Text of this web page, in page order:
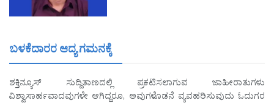
ಬಳಕೆದಾರರ ಆದ್ಯ ಗಮನಕ್ಕೆ
ಶಕ್ತಿನ್ಯೂಸ್ ಸುದ್ದಿತಾಣದಲ್ಲಿ ಪ್ರಕಟಿಸಲಾಗುವ ಜಾಹೀರಾತುಗಳು
ವಿಶ್ವಾಸಾರ್ಹವಾದವುಗಳೇ ಆಗಿದ್ದರೂ, ಅವುಗಳೊಡನೆ ವ್ಯವಹರಿಸುವುದು ಓದುಗರ